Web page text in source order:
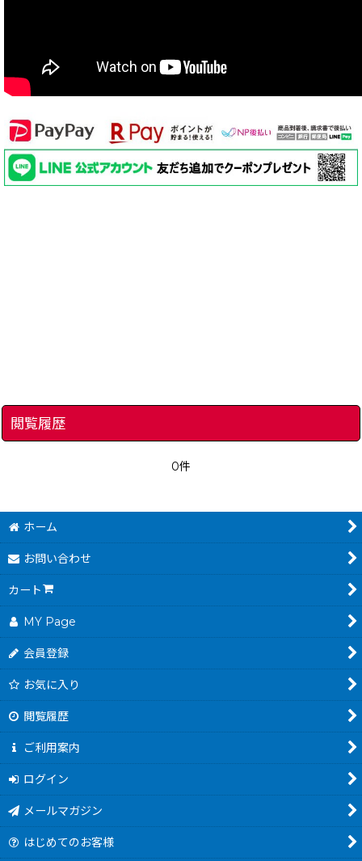
閲覧履歴
0件
ホーム
お問い合わせ
カート
MY Page
会員登録
お気に入り
閲覧履歴
ご利用案内
ログイン
メールマガジン
はじめてのお客様